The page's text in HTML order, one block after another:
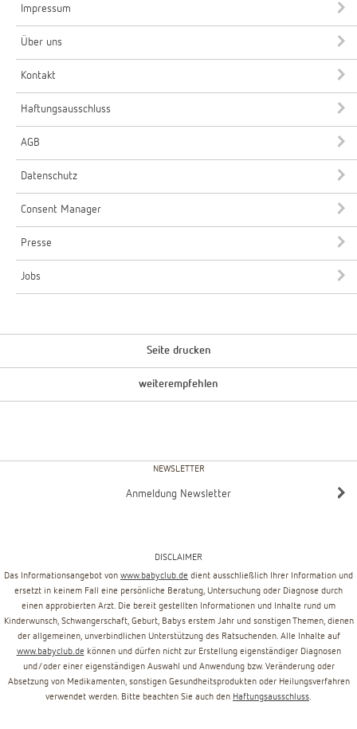
Impressum
Über uns
Kontakt
Haftungsausschluss
AGB
Datenschutz
Consent Manager
Presse
Jobs
Seite drucken
weiterempfehlen
NEWSLETTER
Anmeldung Newsletter
DISCLAIMER
Das Informationsangebot von www.babyclub.de dient ausschließlich Ihrer Information und
ersetzt in keinem Fall eine persönliche Beratung, Untersuchung oder Diagnose durch
einen approbierten Arzt. Die bereit gestellten Informationen und Inhalte rund um
Kinderwunsch, Schwangerschaft, Geburt, Babys erstem Jahr und sonstigen Themen, dienen
der allgemeinen, unverbindlichen Unterstützung des Ratsuchenden. Alle Inhalte auf
www.babyclub.de können und dürfen nicht zur Erstellung eigenständiger Diagnosen
und/oder einer eigenständigen Auswahl und Anwendung bzw. Veränderung oder
Absetzung von Medikamenten, sonstigen Gesundheitsprodukten oder Heilungsverfahren
verwendet werden. Bitte beachten Sie auch den Haftungsausschluss.